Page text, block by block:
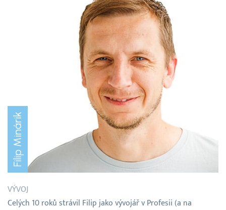
Filip Minárik
VÝVOJ
Celých 10 roků strávil Filip jako vývojář v Profesii (a na